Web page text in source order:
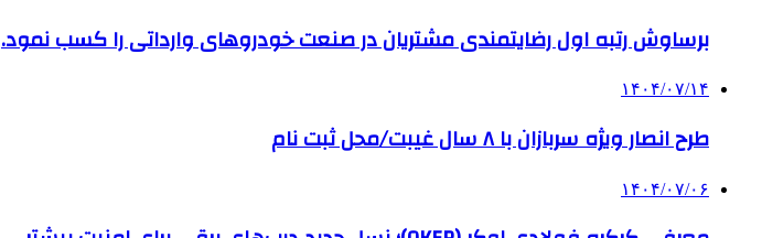
برساوش رتبه اول رضایتمندی مشتریان در صنعت خودروهای وارداتی را کسب نمود.
۱۴۰۴/۰۷/۱۴
طرح انصار ویژه سربازان با ۸ سال غیبت/محل ثبت نام
۱۴۰۴/۰۷/۰۶